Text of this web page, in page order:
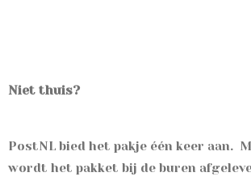
Niet thuis?
PostNL bied het pakje één keer aan.
wordt het pakket bij de buren